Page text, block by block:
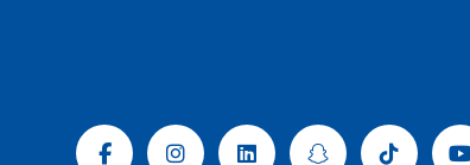
FacebookInstagramLinkedinSnapchatTiktok